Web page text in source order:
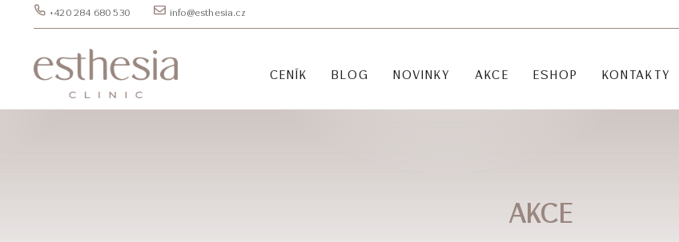
+420 284 680 530 info@esthesia.cz
CENÍK BLOG NOVINKY AKCE ESHOP KONTAKTY
AKCE